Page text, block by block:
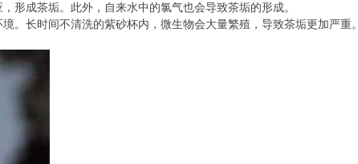
形成茶垢。此外，自来水中的氯气也会导致茶垢的形成。
。长时间不清洗的紫砂杯内，微生物会大量繁殖，导致茶垢更加严重。